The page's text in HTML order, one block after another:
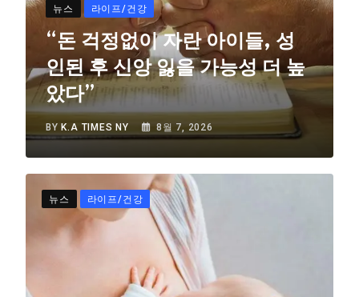
뉴스 라이프/건강
“돈 걱정없이 자란 아이들, 성
인된 후 신앙 잃을 가능성 더 높
았다”
BY K.A TIMES NY 8월 7, 2026
뉴스 라이프/건강